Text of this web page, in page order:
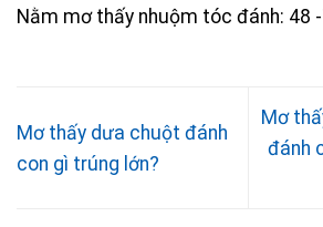
Nằm mơ thấy nhuộm tóc đánh: 48
Mơ thấy dưa chuột đánh
con gì trúng lớn?
Mơ
đánh